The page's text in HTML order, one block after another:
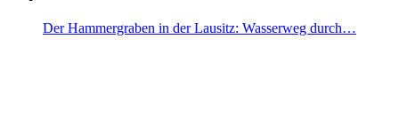
Der Hammergraben in der Lausitz: Wasserweg durch…